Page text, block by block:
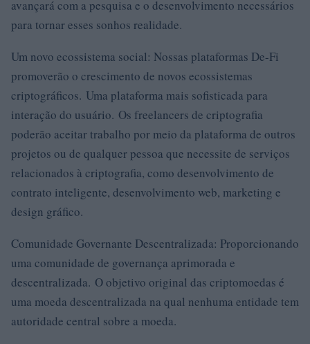
avançará com a pesquisa e o desenvolvimento necessários
para tornar esses sonhos realidade.
Um novo ecossistema social: Nossas plataformas De-Fi
promoverão o crescimento de novos ecossistemas
criptográficos. Uma plataforma mais sofisticada para
interação do usuário. Os freelancers de criptografia
poderão aceitar trabalho por meio da plataforma de outros
projetos ou de qualquer pessoa que necessite de serviços
relacionados à criptografia, como desenvolvimento de
contrato inteligente, desenvolvimento web, marketing e
design gráfico.
Comunidade Governante Descentralizada: Proporcionando
uma comunidade de governança aprimorada e
descentralizada. O objetivo original das criptomoedas é
uma moeda descentralizada na qual nenhuma entidade tem
autoridade central sobre a moeda.